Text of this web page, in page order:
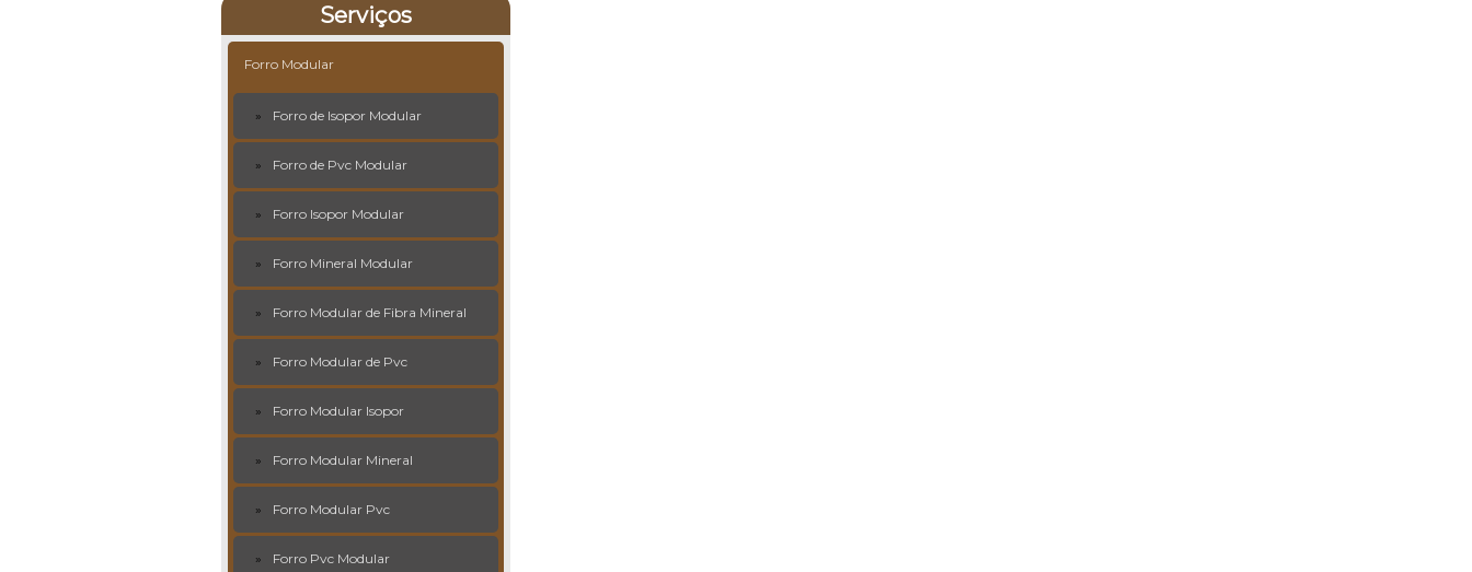
Serviços
Forro Modular
Forro de Isopor Modular
Forro de Pvc Modular
Forro Isopor Modular
Forro Mineral Modular
Forro Modular de Fibra Mineral
Forro Modular de Pvc
Forro Modular Isopor
Forro Modular Mineral
Forro Modular Pvc
Forro Pvc Modular